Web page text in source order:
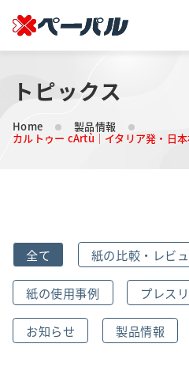
HOME
初めての方へ
会社案内
事業内容
トピックス
Home 製品情報
カルトゥー cArtù｜イタリア発・日
全て 紙の比較・レビ
紙の使用事例 プレス
お知らせ 製品情報